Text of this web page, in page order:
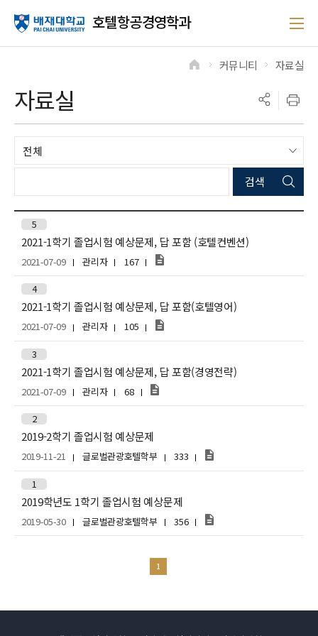
호텔항공경영학과
자료실
커뮤니티 자료실
5
2021-1학기 졸업시험 예상문제, 답 포함 (호텔컨벤션)
2021-07-09 관리자 167
4
2021-1학기 졸업시험 예상문제, 답 포함(호텔영어)
2021-07-09 관리자 105
3
2021-1학기 졸업시험 예상문제, 답 포함(경영전략)
2021-07-09 관리자 68
2
2019-2학기 졸업시험 예상문제
2019-11-21 글로벌관광호텔학부 333
1
2019학년도 1학기 졸업시험 예상문제
2019-05-30 글로벌관광호텔학부 356
1